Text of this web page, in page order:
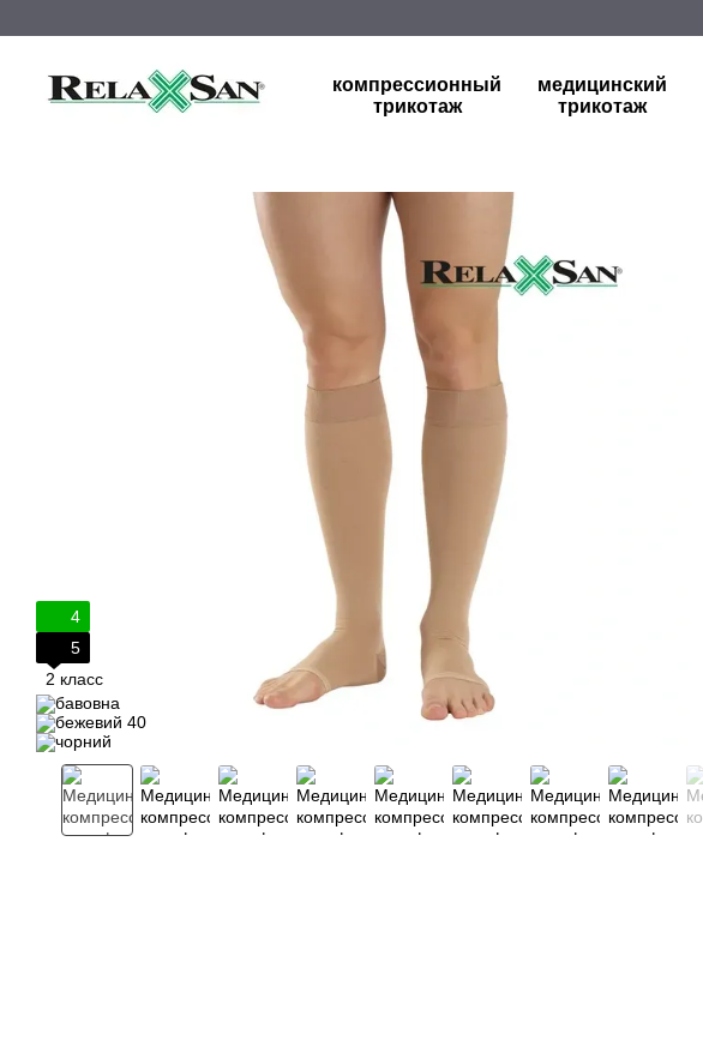
компрессионный
трикотаж
медицинский
трикотаж
4
5
2 класс